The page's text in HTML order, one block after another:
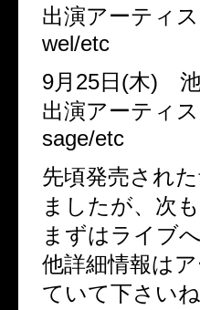
出演アーティ
wel/etc
9月25日(木)
出演アーティ
sage/etc
先頃発売され
ましたが、次
まずはライブ
他詳細情報は
ていて下さいね